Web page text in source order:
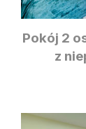
Pokój 2
z